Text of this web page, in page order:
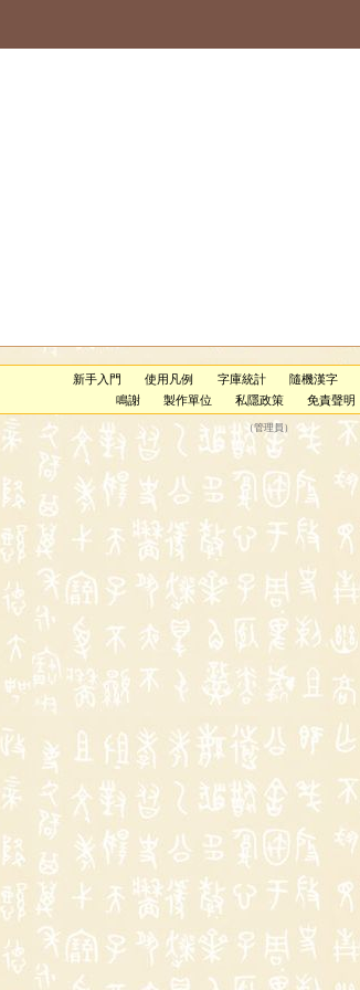
新手入門 使用凡例 字庫統計 隨機漢字
鳴謝
製作單位 私隱政策 免責聲明
（管理員 ）